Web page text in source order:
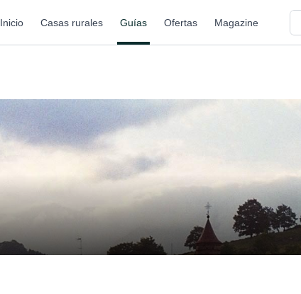
Inicio Casas rurales Guías Ofertas Magazine